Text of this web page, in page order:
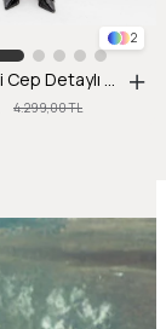
2
Çift Düğmeli Cep Detaylı Krep Ceket-SİYAH
4.299,00 TL